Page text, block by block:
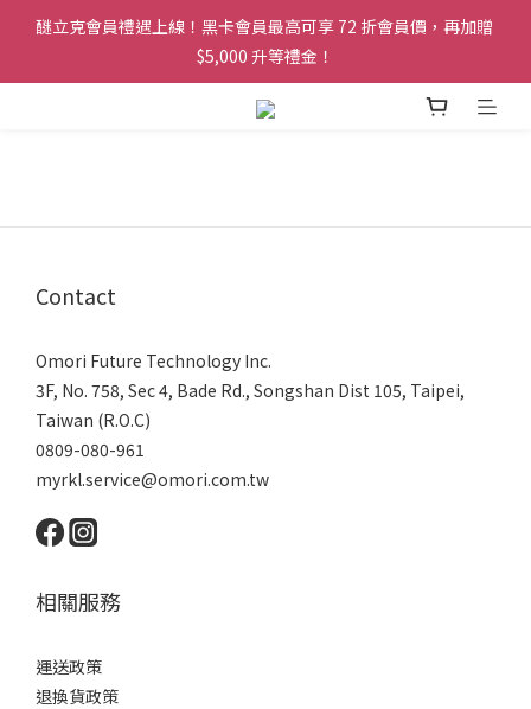
醚立克會員禮遇上線！黑卡會員最高可享 72 折會員價，再加贈
$5,000 升等禮金！
醚立克會員禮遇上線！黑卡會員最高可享 72 折會員價，再加贈
$5,000 升等禮金！
凡會員下單，訂單皆可享免運服務！
$5,000 升等禮金！
Contact
Omori Future Technology Inc.
3F, No. 758, Sec 4, Bade Rd., Songshan Dist 105, Taipei,
Taiwan (R.O.C)
0809-080-961
myrkl.service@omori.com.tw
相關服務
運送政策
退換貨政策